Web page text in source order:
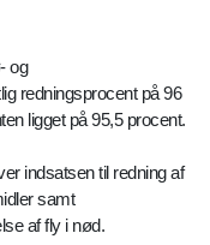
og
redningsprocent på 96
ligget på 95,5 procent.
indsatsen til redning af
samt
af fly i nød.